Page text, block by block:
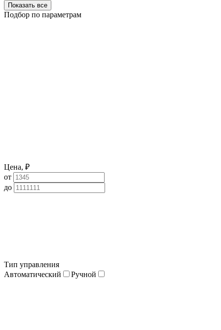
Показать все
Подбор по параметрам
Цена, ₽
от
до
Тип управления
Автоматический
Ручной